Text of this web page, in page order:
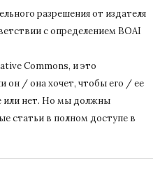
разрешения от издателя
с определением BOAI
Commons, и это
он / она хочет, чтобы его / ее
нет. Но мы должны
статьи в полном доступе в